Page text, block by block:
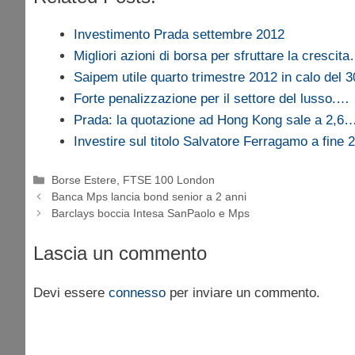
Investimento Prada settembre 2012
Migliori azioni di borsa per sfruttare la
Saipem utile quarto trimestre 2012 in calo del
Forte penalizzazione per il settore del lusso.…
Prada: la quotazione ad Hong Kong sale a 2,6…
Investire sul titolo Salvatore Ferragamo a fine
Categorie
Borse Estere
FTSE 100 London
Banca Mps lancia bond senior a 2 anni
Barclays boccia Intesa SanPaolo e Mps
Lascia un commento
Devi essere connesso per inviare un commento.